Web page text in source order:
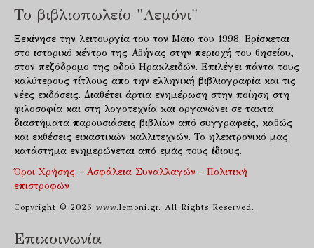
Το βιβλιοπωλείο "Λεμόνι"
Ξεκίνησε την λειτουργία του τον Μάιο του 1998. Βρίσκεται
στο ιστορικό κέντρο της Αθήνας στην περιοχή του θησείου,
στον πεζόδρομο της οδού Ηρακλειδών. Επιλέγει πάντα τους
καλύτερους τίτλους απο την ελληνική βιβλιογραφία και τις
νέες εκδόσεις. Διαθέτει άρτια ενημέρωση στην ποίηση στη
φιλοσοφία και στη λογοτεχνία και οργανώνει σε τακτά
διαστήματα παρουσιάσεις βιβλίων από συγγραφείς, καθώς
και εκθέσεις εικαστικών καλλιτεχνών. Το ηλεκτρονικό μας
κατάστημα ενημερώνεται από εμάς τους ίδιους.
Όροι Χρήσης - Ασφάλεια Συναλλαγών - Πολιτική
επιστροφών
Copyright © 2026 www.lemoni.gr. All Rights Reserved.
Επικοινωνία